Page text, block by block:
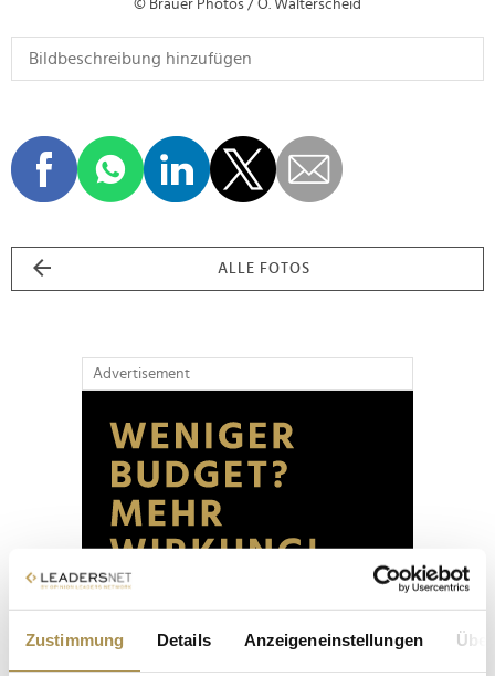
Zustimmung Details Anzeigeneinstellungen
© Brauer Photos / O. Walterscheid
ALLE FOTOS
Advertisement